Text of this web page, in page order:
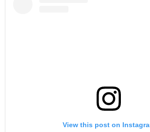
View this post on